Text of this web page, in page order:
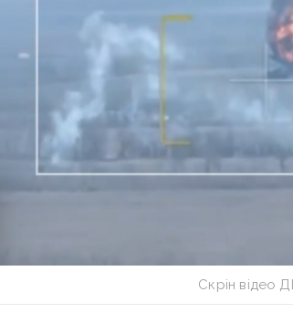
Скрін відео